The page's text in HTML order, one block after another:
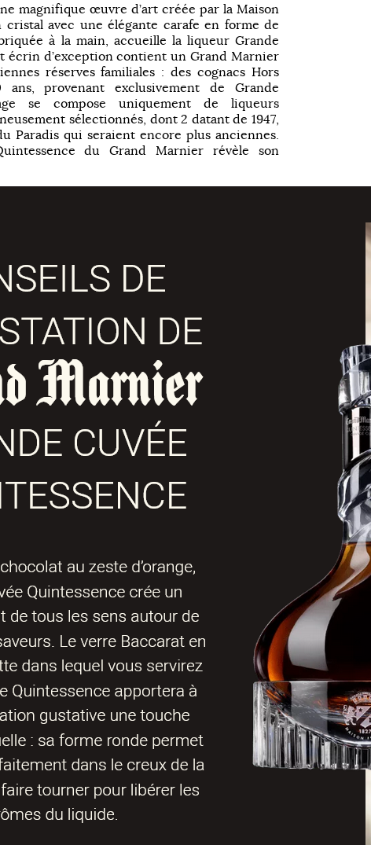
magnifique œuvre d’art créée par la Maison
cristal avec une élégante carafe en forme de
à la main, accueille la liqueur Grande
écrin d’exception contient un Grand Marnier
réserves familiales : des cognacs Hors
ans, provenant exclusivement de Grande
se compose uniquement de liqueurs
sélectionnés, dont 2 datant de 1947,
Paradis qui seraient encore plus anciennes.
du Grand Marnier révèle son